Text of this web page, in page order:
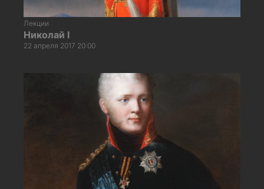
Лекции
Николай I
22 апреля 2017 20:00